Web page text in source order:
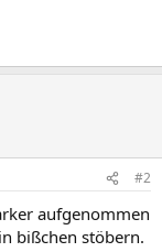
#2
aufgenommen
bißchen stöbern.